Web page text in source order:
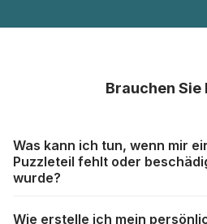
Brauchen Sie
Was kann ich tun, wenn mir
Puzzleteil fehlt oder
wurde?
Wie erstelle ich mein